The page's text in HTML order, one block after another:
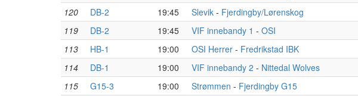
120
DB-2 19:45 Slevik - Fjerdingby/Lørenskog
119
DB-2 19:45 VIF innebandy 1 - OSI
113
HB-1 19:00 OSI Herrer - Fredrikstad IBK
114
DB-1 19:00 VIF innebandy 2 - Nittedal Wolves
115
G15-3 19:00 Strømmen - Fjerdingby G15